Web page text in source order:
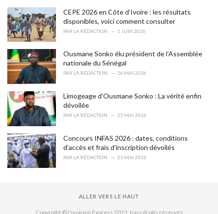
:
CEPE 2026 en Côte d’Ivoire : les résultats
disponibles, voici comment consulter
PAR LA RÉDACTION 1 JUIN 2026
Ousmane Sonko élu président de l’Assemblée
nationale du Sénégal
PAR LA RÉDACTION 26 MAI 2026
Limogeage d’Ousmane Sonko : La vérité enfin
dévoilée
PAR LA RÉDACTION 25 MAI 2026
Concours INFAS 2026 : dates, conditions
d’accès et frais d’inscription dévoilés
PAR LA RÉDACTION 23 MAI 2026
ALLER VERS LE HAUT
Copyright © L'ivoirien Express 2023. tous droits réservés